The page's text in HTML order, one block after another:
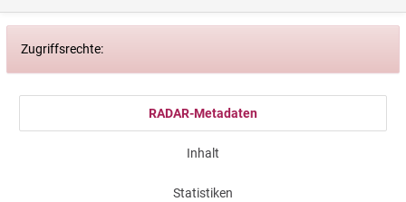
Zugriffsrechte:
RADAR-Metadaten
Inhalt
Statistiken